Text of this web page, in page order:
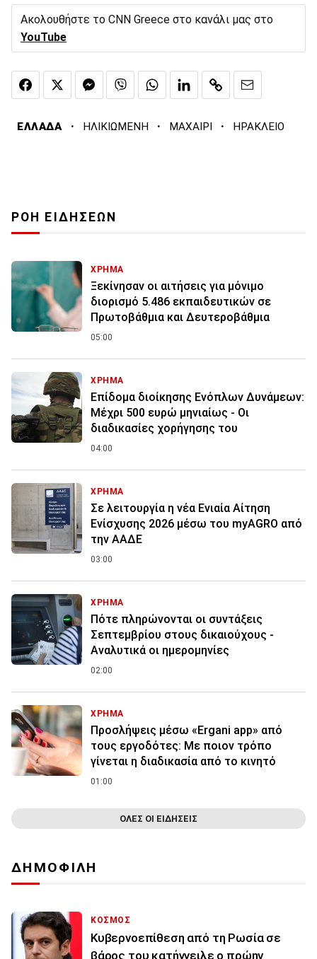
Ακολουθήστε το CNN Greece στο κανάλι μας στο
YouTube
ΕΛΛΑΔΑ · ΗΛΙΚΙΩΜΕΝΗ · ΜΑΧΑΙΡΙ · ΗΡΑΚΛΕΙΟ
ΡΟΗ ΕΙΔΗΣΕΩΝ
ΧΡΗΜΑ
Ξεκίνησαν οι αιτήσεις για μόνιμο
διορισμό 5.486 εκπαιδευτικών σε
Πρωτοβάθμια και Δευτεροβάθμια
05:00
ΧΡΗΜΑ
Επίδομα διοίκησης Ενόπλων Δυνάμεων:
Μέχρι 500 ευρώ μηνιαίως - Οι
διαδικασίες χορήγησης του
04:00
ΧΡΗΜΑ
Σε λειτουργία η νέα Ενιαία Αίτηση
Ενίσχυσης 2026 μέσω του myAGRO από
την ΑΑΔΕ
03:00
ΧΡΗΜΑ
Πότε πληρώνονται οι συντάξεις
Σεπτεμβρίου στους δικαιούχους -
Αναλυτικά οι ημερομηνίες
02:00
ΧΡΗΜΑ
Προσλήψεις μέσω «Ergani app» από
τους εργοδότες: Με ποιον τρόπο
γίνεται η διαδικασία από το κινητό
01:00
ΟΛΕΣ ΟΙ ΕΙΔΗΣΕΙΣ
ΔΗΜΟΦΙΛΗ
ΚΟΣΜΟΣ
Κυβερνοεπίθεση από τη Ρωσία σε
βάρος του κατήγγειλε ο πρώην